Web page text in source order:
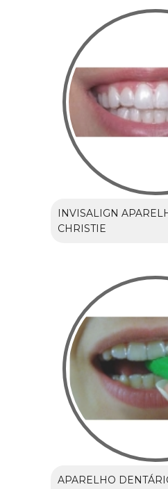
INVISALIGN
CHRISTIE
APARELHO